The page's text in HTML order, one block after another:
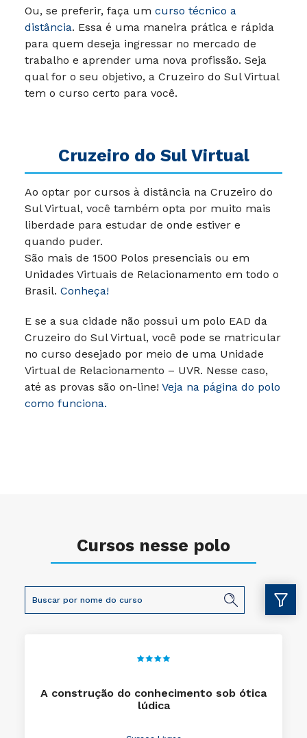
Ou, se preferir, faça um curso técnico a
distância. Essa é uma maneira prática e rápida
para quem deseja ingressar no mercado de
trabalho e aprender uma nova profissão. Seja
qual for o seu objetivo, a Cruzeiro do Sul Virtual
tem o curso certo para você.
Cruzeiro do Sul Virtual
Ao optar por cursos à distância na Cruzeiro do
Sul Virtual, você também opta por muito mais
liberdade para estudar de onde estiver e
quando puder.
São mais de 1500 Polos presenciais ou em
Unidades Virtuais de Relacionamento em todo o
Brasil. Conheça!
E se a sua cidade não possui um polo EAD da
Cruzeiro do Sul Virtual, você pode se matricular
no curso desejado por meio de uma Unidade
Virtual de Relacionamento – UVR. Nesse caso,
até as provas são on-line! Veja na página do polo
como funciona.
Cursos nesse polo
A construção do conhecimento sob ótica
lúdica